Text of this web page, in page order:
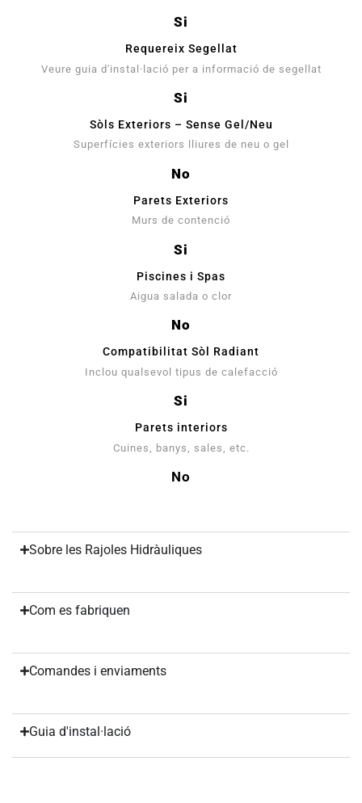
Si
Requereix Segellat
Veure guia d'instal·lació per a informació de segellat
Si
Sòls Exteriors – Sense Gel/Neu
Superfícies exteriors lliures de neu o gel
No
Parets Exteriors
Murs de contenció
Si
Piscines i Spas
Aigua salada o clor
No
Compatibilitat Sòl Radiant
Inclou qualsevol tipus de calefacció
Si
Parets interiors
Cuines, banys, sales, etc.
No
Sobre les Rajoles Hidràuliques
Com es fabriquen
Comandes i enviaments
Guia d'instal·lació